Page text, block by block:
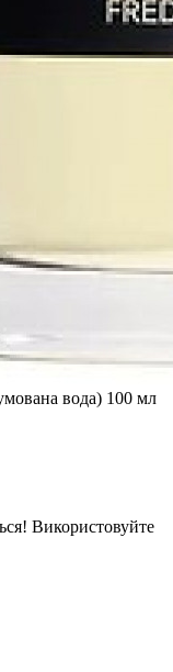
вода) 100 мл
Використовуйте